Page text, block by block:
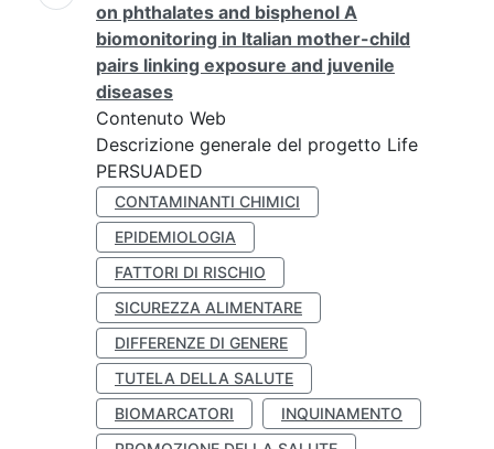
on phthalates and bisphenol A
biomonitoring in Italian mother-child
pairs linking exposure and juvenile
diseases
Contenuto Web
Descrizione generale del progetto Life
PERSUADED
CONTAMINANTI CHIMICI
EPIDEMIOLOGIA
FATTORI DI RISCHIO
SICUREZZA ALIMENTARE
DIFFERENZE DI GENERE
TUTELA DELLA SALUTE
BIOMARCATORI
INQUINAMENTO